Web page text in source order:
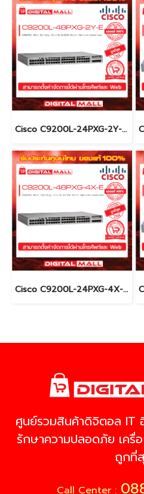
Cisco C9200L-24PXG-2Y-E อุปกรณ์ขยายสัญญาณ (Gigabit Switch Hub)
Cisco C9200L-24PXG-4X-E อุปกรณ์ขยายสัญญาณ (Gigabit Switch Hub)
ศูนย์รวมสินค้าดิจิตอล
รักษาความปลอดภัย เครื่
ถูกที่
Call Center :